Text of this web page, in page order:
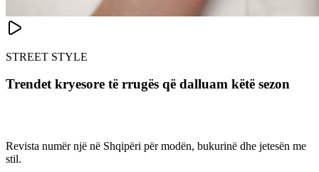
STREET STYLE
Trendet kryesore të rrugës që dalluam këtë sezon
Revista numër një në Shqipëri për modën, bukurinë dhe jetesën me
stil.